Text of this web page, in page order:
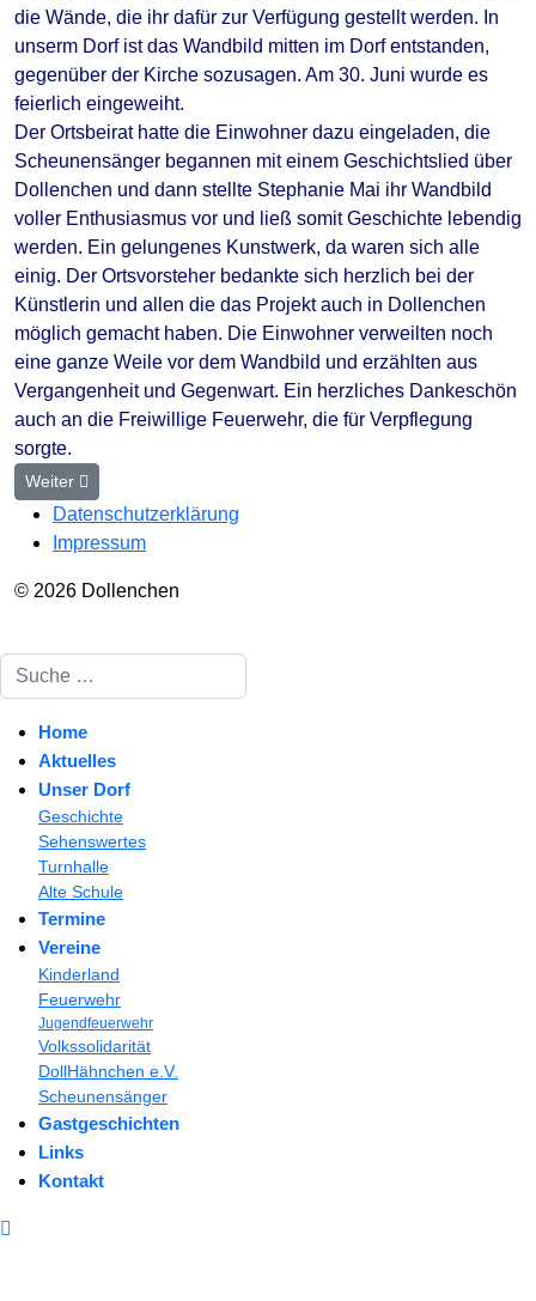
die Wände, die ihr dafür zur Verfügung gestellt werden. In
unserm Dorf ist das Wandbild mitten im Dorf entstanden,
gegenüber der Kirche sozusagen. Am 30. Juni wurde es
feierlich eingeweiht.
Der Ortsbeirat hatte die Einwohner dazu eingeladen, die
Scheunensänger begannen mit einem Geschichtslied über
Dollenchen und dann stellte Stephanie Mai ihr Wandbild
voller Enthusiasmus vor und ließ somit Geschichte lebendig
werden. Ein gelungenes Kunstwerk, da waren sich alle
einig. Der Ortsvorsteher bedankte sich herzlich bei der
Künstlerin und allen die das Projekt auch in Dollenchen
möglich gemacht haben. Die Einwohner verweilten noch
eine ganze Weile vor dem Wandbild und erzählten aus
Vergangenheit und Gegenwart. Ein herzliches Dankeschön
auch an die Freiwillige Feuerwehr, die für Verpflegung
sorgte.
Nächster Beitrag: 9. Nutzfahrzeugtreffen ist Geschichte
Weiter
Datenschutzerklärung
Impressum
© 2026 Dollenchen
Suchen
Home
Aktuelles
Unser Dorf
Geschichte
Sehenswertes
Turnhalle
Alte Schule
Termine
Vereine
Kinderland
Feuerwehr
Jugendfeuerwehr
Volkssolidarität
DollHähnchen e.V.
Scheunensänger
Gastgeschichten
Links
Kontakt